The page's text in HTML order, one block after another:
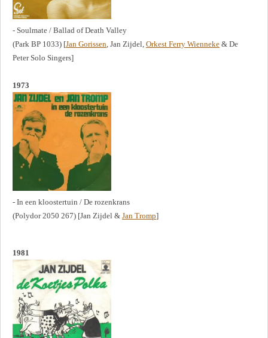
- Soulmate / Ballad of Death Valley
(Park BP 1033) [Jan Gorissen, Jan Zijdel, Orkest Ferry Wienneke & De
Peter Solo Singers]
1973
- In een kloostertuin / De rozenkrans
(Polydor 2050 267) [Jan Zijdel & Jan Tromp]
1981